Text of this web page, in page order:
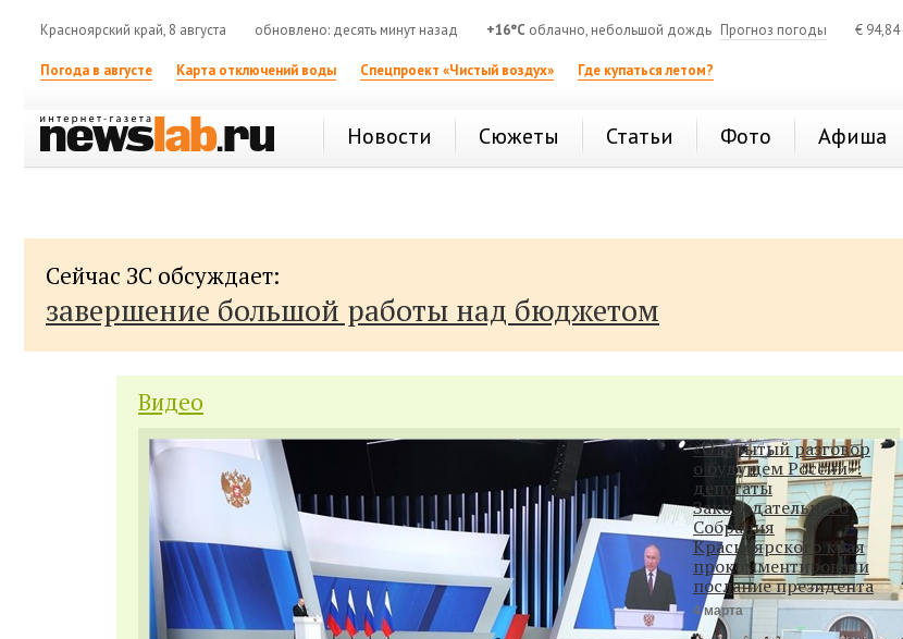
Красноярский край, 8 августа обновлено: десять минут назад +16°C облачно, небольшой дождь Прогноз погоды € 94,84
Погода в августе Карта отключений воды Спецпроект «Чистый воздух» Где купаться летом?
Новости Сюжеты Статьи Фото Афиша
Сейчас ЗС обсуждает:
завершение большой работы над бюджетом
Видео
«Открытый разговор
о будущем России»:
депутаты
Законодательного
Собрания
Красноярского края
прокомментировали
послание президента
4 марта